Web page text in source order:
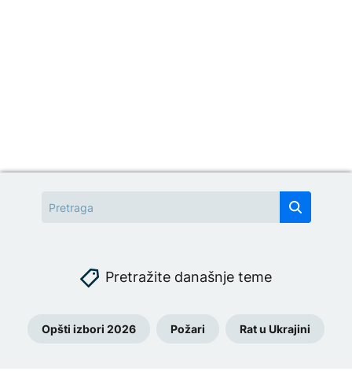
Pretražite današnje teme
Opšti izbori 2026 Požari Rat u Ukrajini